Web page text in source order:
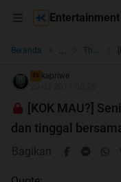
Entertainment
Beranda ... The Lounge
TS
kepriwe
[KOK MAU?]
dan tinggal
Bagikan